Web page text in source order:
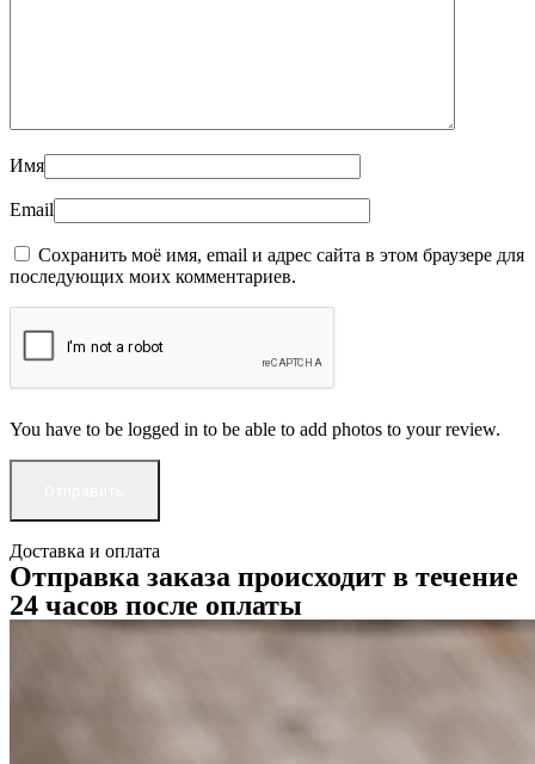
Имя
Email
Сохранить моё имя, email и адрес сайта в этом браузере для
последующих моих комментариев.
You have to be logged in to be able to add photos to your review.
Доставка и оплата
Отправка заказа происходит в течение
24 часов после оплаты